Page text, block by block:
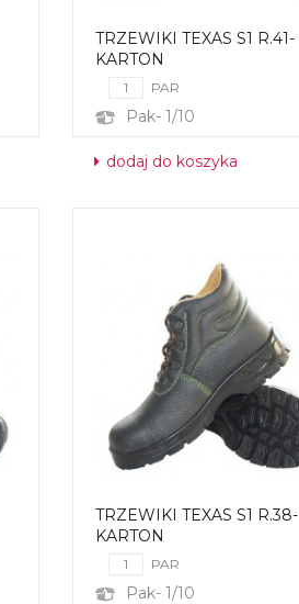
TRZEWIKI TEXAS S1 R.41-
KARTON
PAR
Pak- 1/10
dodaj do koszyka
TRZEWIKI TEXAS S1 R.38-
KARTON
PAR
Pak- 1/10